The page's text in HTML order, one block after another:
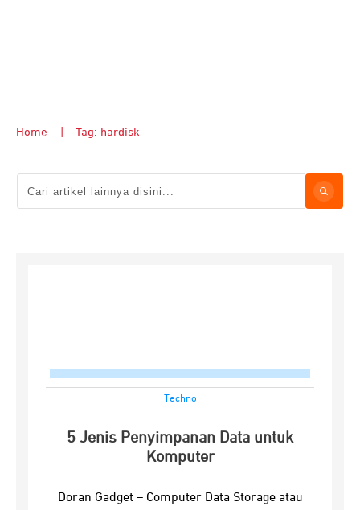
Home Tag: hardisk
Techno
5 Jenis Penyimpanan Data untuk
Komputer
Doran Gadget – Computer Data Storage atau